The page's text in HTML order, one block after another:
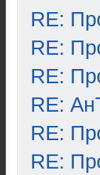
RE:
RE:
RE:
RE:
RE:
RE: